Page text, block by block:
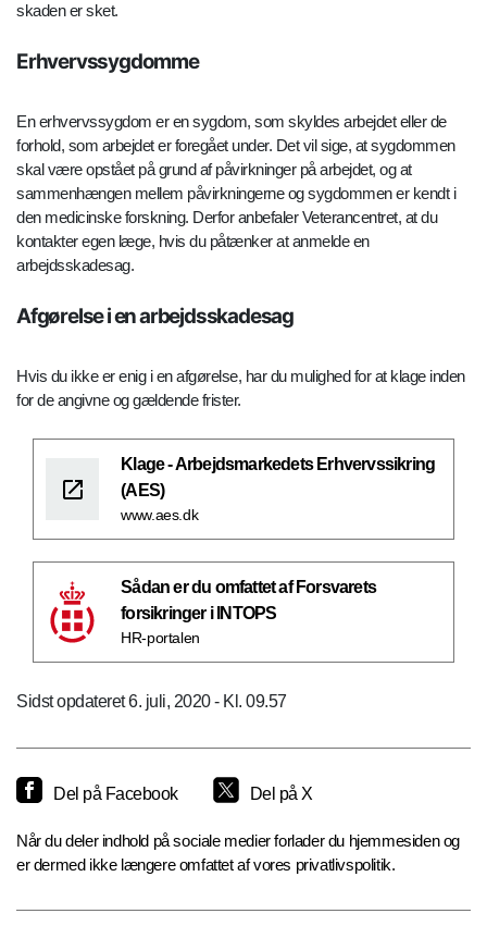
skaden er sket.
Erhvervssygdomme
En erhvervssygdom er en sygdom, som skyldes arbejdet eller de
forhold, som arbejdet er foregået under. Det vil sige, at sygdommen
skal være opstået på grund af påvirkninger på arbejdet, og at
sammenhængen mellem påvirkningerne og sygdommen er kendt i
den medicinske forskning. Derfor anbefaler Veterancentret, at du
kontakter egen læge, hvis du påtænker at anmelde en
arbejdsskadesag.
Afgørelse i en arbejdsskadesag
Hvis du ikke er enig i en afgørelse, har du mulighed for at klage inden
for de angivne og gældende frister.
Klage - Arbejdsmarkedets Erhvervssikring
(AES)
www.aes.dk
Sådan er du omfattet af Forsvarets
forsikringer i INTOPS
HR-portalen
Sidst opdateret 6. juli, 2020 - Kl. 09.57
Del på Facebook Del på X
Når du deler indhold på sociale medier forlader du hjemmesiden og
er dermed ikke længere omfattet af vores privatlivspolitik.